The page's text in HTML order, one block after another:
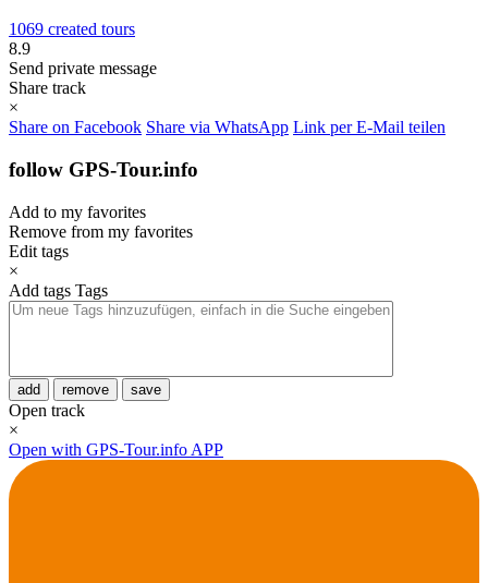
1069 created tours
8.9
Send private message
Share track
×
Share on Facebook Share via WhatsApp Link per E-Mail teilen
follow GPS-Tour.info
Add to my favorites
Remove from my favorites
Edit tags
×
Add tags Tags
add remove save
Open track
×
Open with GPS-Tour.info APP